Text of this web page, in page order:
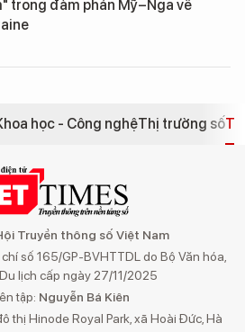
trong đàm phán Mỹ–Nga về
học - Công nghệThị trường số
Truyền thông số Việt Nam
số 165/GP-BVHTTDL do Bộ Văn hóa,
lịch cấp ngày 27/11/2025
tập: Nguyễn Bá Kiên
thị Hinode Royal Park, xã Hoài Đức, Hà